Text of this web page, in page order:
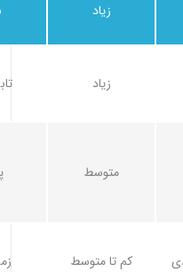
زیاد
زیاد
متوسط
کم تا متوسط